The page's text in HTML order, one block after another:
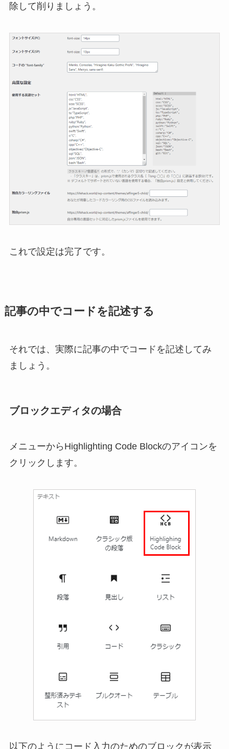
除して削りましょう。
これで設定は完了です。
記事の中でコードを記述する
それでは、実際に記事の中でコードを記述してみ
ましょう。
ブロックエディタの場合
メニューからHighlighting Code Blockのアイコンを
クリックします。
以下のようにコード入力のためのブロックが表示